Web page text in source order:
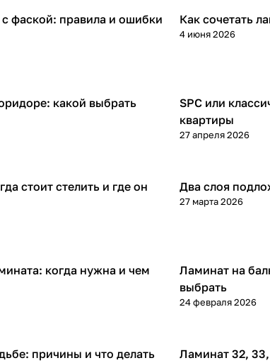
фаской: правила и ошибки Напольные
Как сочетать
4 июня 2026
какой выбрать Напольные
SPC или
квартиры
27 апреля 2026
стоит стелить и где он
Напольные
Два слоя
27 марта 2026
когда нужна и чем
Напольные
Ламинат на
выбрать
24 февраля 2026
причины и что делать Напольные
Ламинат 32,